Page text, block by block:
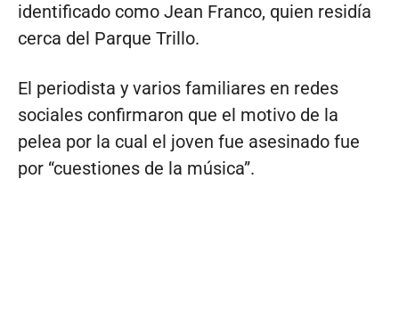
identificado como Jean Franco, quien residía
cerca del Parque Trillo.
El periodista y varios familiares en redes
sociales confirmaron que el motivo de la
pelea por la cual el joven fue asesinado fue
por “cuestiones de la música”.